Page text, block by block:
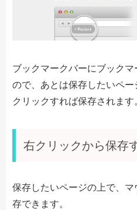
ブックマークバーにブック
ので、あとは保存したいペ
クリックすれば保存されます
右クリックから保存
保存したいページの上で、
存できます。